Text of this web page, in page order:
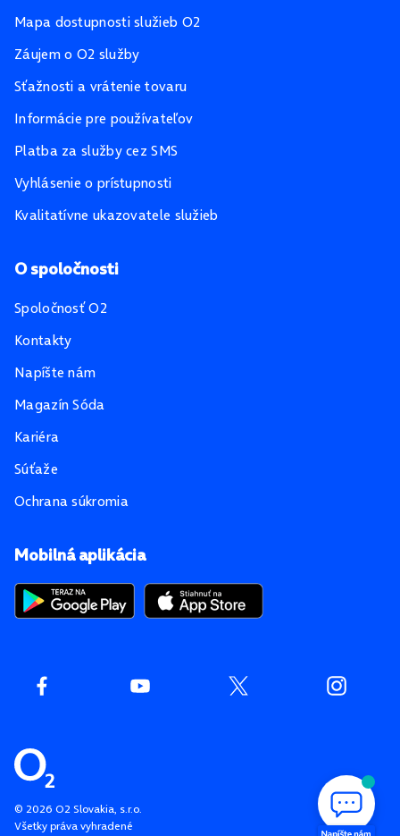
© 2026 O2 Slovakia, s.r.o.
Všetky práva vyhradené
Mobilná aplikácia
Mapa dostupnosti služieb O2
Záujem o O2 služby
Sťažnosti a vrátenie tovaru
Informácie pre používateľov
Platba za služby cez SMS
Vyhlásenie o prístupnosti
Kvalitatívne ukazovatele služieb
O spoločnosti
Spoločnosť O2
Kontakty
Napíšte nám
Magazín Sóda
Kariéra
Súťaže
Ochrana súkromia